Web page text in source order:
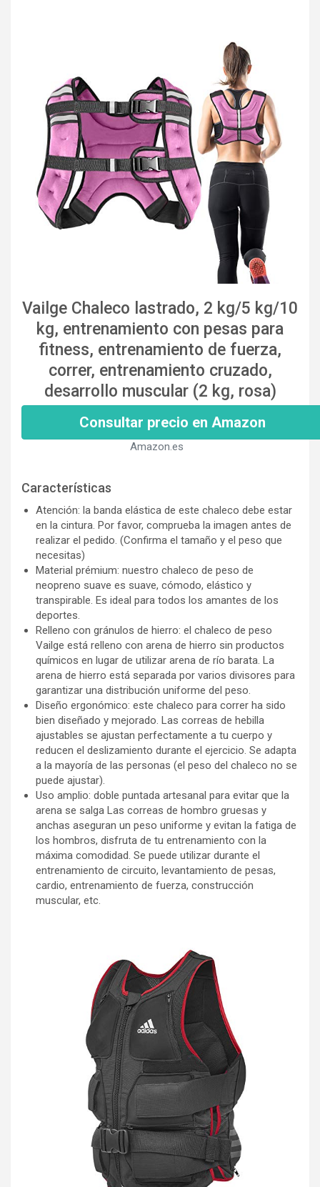
Vailge Chaleco lastrado, 2 kg/5 kg/10
kg, entrenamiento con pesas para
fitness, entrenamiento de fuerza,
correr, entrenamiento cruzado,
desarrollo muscular (2 kg, rosa)
Consultar precio en Amazon
Amazon.es
Características
Atención: la banda elástica de este chaleco debe estar
en la cintura. Por favor, comprueba la imagen antes de
realizar el pedido. (Confirma el tamaño y el peso que
necesitas)
Material prémium: nuestro chaleco de peso de
neopreno suave es suave, cómodo, elástico y
transpirable. Es ideal para todos los amantes de los
deportes.
Relleno con gránulos de hierro: el chaleco de peso
Vailge está relleno con arena de hierro sin productos
químicos en lugar de utilizar arena de río barata. La
arena de hierro está separada por varios divisores para
garantizar una distribución uniforme del peso.
Diseño ergonómico: este chaleco para correr ha sido
bien diseñado y mejorado. Las correas de hebilla
ajustables se ajustan perfectamente a tu cuerpo y
reducen el deslizamiento durante el ejercicio. Se adapta
a la mayoría de las personas (el peso del chaleco no se
puede ajustar).
Uso amplio: doble puntada artesanal para evitar que la
arena se salga Las correas de hombro gruesas y
anchas aseguran un peso uniforme y evitan la fatiga de
los hombros, disfruta de tu entrenamiento con la
máxima comodidad. Se puede utilizar durante el
entrenamiento de circuito, levantamiento de pesas,
cardio, entrenamiento de fuerza, construcción
muscular, etc.